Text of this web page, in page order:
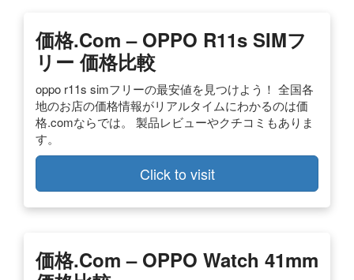
価格.com – OPPO R11s SIMフ
リー 価格比較
oppo r11s simフリーの最安値を見つけよう！ 全国各
地のお店の価格情報がリアルタイムにわかるのは価
格.comならでは。 製品レビューやクチコミもありま
す。
Click to visit
価格.com – OPPO Watch 41mm